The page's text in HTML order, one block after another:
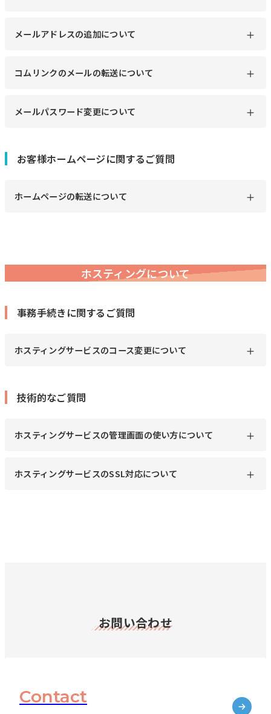
メールアドレスの追加について
コムリンクのメールの転送について
メールパスワード変更について
お客様ホームページに関するご質問
ホームページの転送について
ホスティングについて
事務手続きに関するご質問
ホスティングサービスのコース変更について
技術的なご質問
ホスティングサービスの管理画面の使い方について
ホスティングサービスのSSL対応について
お問い合わせ
Contact